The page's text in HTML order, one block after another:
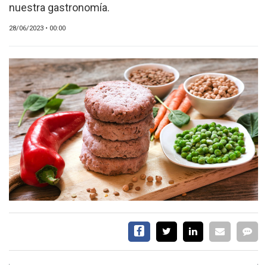
FOODTECH
OTROS INGREDIENTES
MARKETPLACE
DIRECTORIO
MEDIA KIT
SERVICIOS
nuestra gastronomía.
28/06/2023 • 00:00